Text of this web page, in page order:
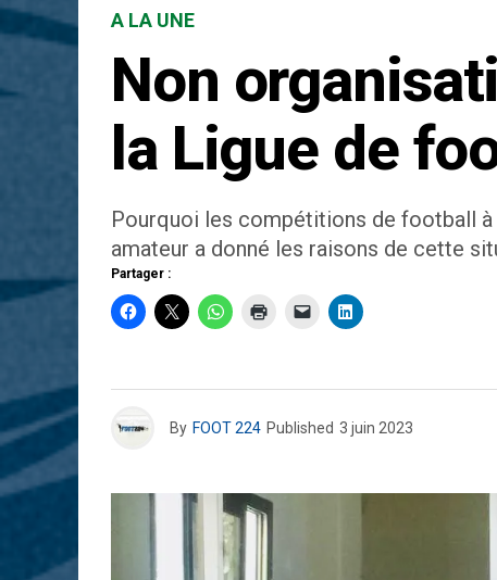
A LA UNE
Non
la Ligue de
Pourquoi les compétitions de football à
amateur a donné les raisons de cette
Partager :
By FOOT 224 Published 3 juin 2023